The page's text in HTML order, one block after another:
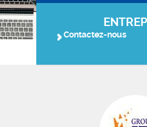
Contactez-nous